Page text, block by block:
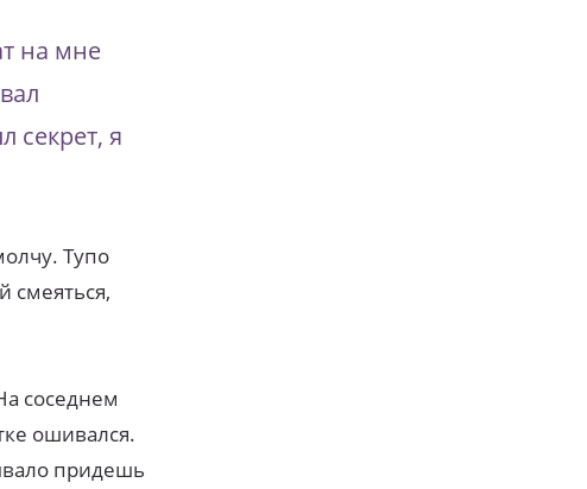
на мне
секрет, я
Тупо
смеяться,
соседнем
ошивался.
придешь